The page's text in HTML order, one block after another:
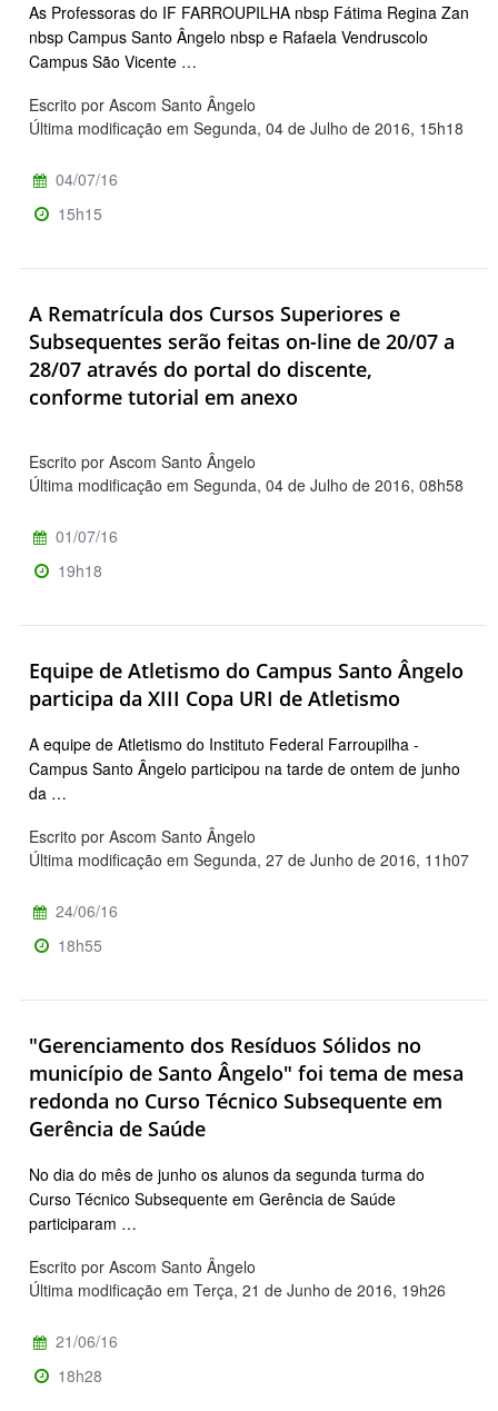
As Professoras do IF FARROUPILHA nbsp Fátima Regina Zan
nbsp Campus Santo Ângelo nbsp e Rafaela Vendruscolo
Campus São Vicente …
Escrito por Ascom Santo Ângelo
Última modificação em Segunda, 04 de Julho de 2016, 15h18
04/07/16
15h15
A Rematrícula dos Cursos Superiores e
Subsequentes serão feitas on-line de 20/07 a
28/07 através do portal do discente,
conforme tutorial em anexo
Escrito por Ascom Santo Ângelo
Última modificação em Segunda, 04 de Julho de 2016, 08h58
01/07/16
19h18
Equipe de Atletismo do Campus Santo Ângelo
participa da XIII Copa URI de Atletismo
A equipe de Atletismo do Instituto Federal Farroupilha -
Campus Santo Ângelo participou na tarde de ontem de junho
da …
Escrito por Ascom Santo Ângelo
Última modificação em Segunda, 27 de Junho de 2016, 11h07
24/06/16
18h55
"Gerenciamento dos Resíduos Sólidos no
município de Santo Ângelo" foi tema de mesa
redonda no Curso Técnico Subsequente em
Gerência de Saúde
No dia do mês de junho os alunos da segunda turma do
Curso Técnico Subsequente em Gerência de Saúde
participaram …
Escrito por Ascom Santo Ângelo
Última modificação em Terça, 21 de Junho de 2016, 19h26
21/06/16
18h28